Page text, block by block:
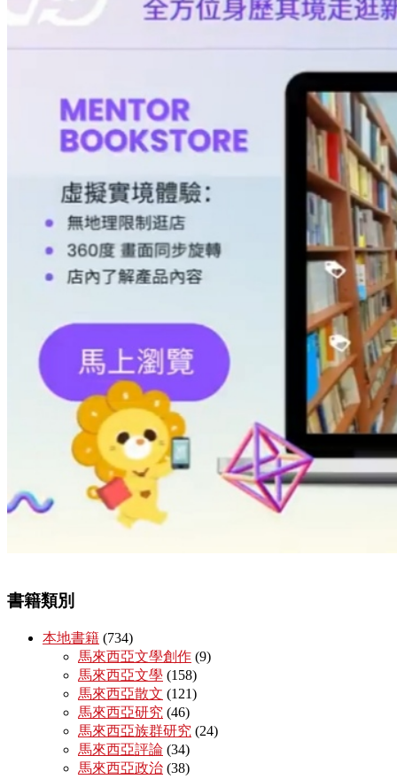
書籍類別
本地書籍 (734)
馬來西亞文學創作 (9)
馬來西亞文學 (158)
馬來西亞散文 (121)
馬來西亞研究 (46)
馬來西亞族群研究 (24)
馬來西亞評論 (34)
馬來西亞政治 (38)